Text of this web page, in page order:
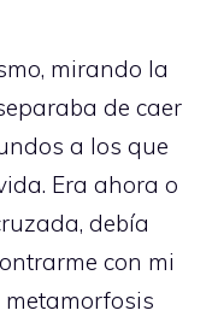
mirando la
de caer
a los que
Era ahora o
debía
con mi
metamorfosis